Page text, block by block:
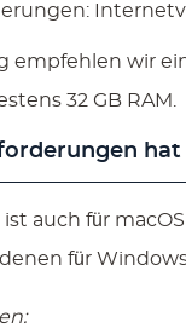
empfehlen wir
32 GB RAM.
auch für
für